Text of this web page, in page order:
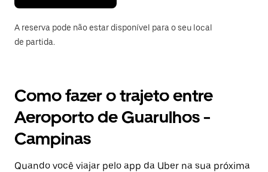
A reserva pode não estar disponível para o seu local
de partida.
Como fazer o trajeto entre
Aeroporto de Guarulhos -
Campinas
Quando você viajar pelo app da Uber na sua próxima